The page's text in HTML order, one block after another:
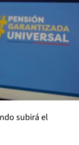
subirá el